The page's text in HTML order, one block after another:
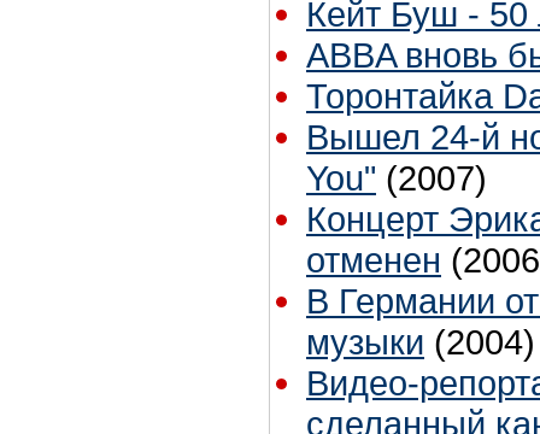
Кейт Буш - 50
ABBA вновь
Торонтайка
Вышел 24-й
You" (2007)
Концерт
отменен
В Германии
музыки (2004)
Видео-
сделанный